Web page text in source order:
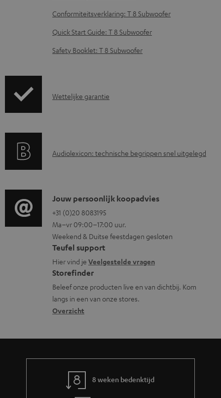
u
m
e
e
Conformiteitsverklaring: T 8 Subwoofer
Quick Start Guide: T 8 Subwoofer
Safety Booklet: T 8 Subwoofer
G
n
e
i
n
f
o
r
m
a
Wettelijke garantie
A
i
o
g
l
o
s
s
a
r
Audiolexicon: technische begrippen snel uitgelegd
C
o
n
t
a
c
t
i
n
r
Jouw persoonlijk koopadvies
+31 (0)20 8083195
Ma–vr 09:00–17:00 uur.
Weekend & Duitse feestdagen gesloten
Teufel support
Hier vind je Veelgestelde vragen
Storefinder
Beleef onze producten live en van dichtbij. Kom
langs in een van onze stores.
Overzicht
8 weken bedenktijd